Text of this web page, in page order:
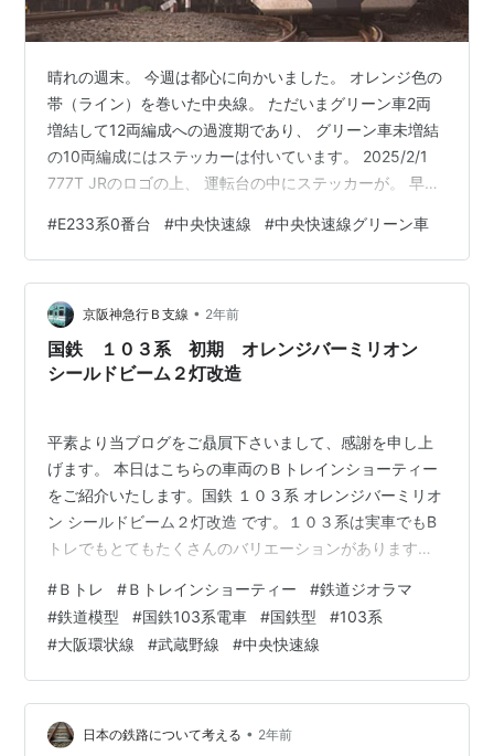
晴れの週末。 今週は都心に向かいました。 オレンジ色の
帯（ライン）を巻いた中央線。 ただいまグリーン車2両
増結して12両編成への過渡期であり、 グリーン車未増結
の10両編成にはステッカーは付いています。 2025/2/1
777T JRのロゴの上、 運転台の中にステッカーが。 早い
られる模様。 2月1日現在、 T10・T14・T18・T30・
T39・T40で確認ができました。 2025/2/1 805H タヌ
キ?が描かれた「Chuo Ome Line」のステッカーを付けた
H48編成。 撮っている時は気が付かなかった。
#E233系0番台 #中央快速線 #中央快速線グリーン車
京阪神急行Ｂ支線 • 2年前
国鉄 １０３系 初期 オレンジバーミリオン
シールドビーム２灯改造
平素より当ブログをご贔屓下さいまして、感謝を申し上
げます。 本日はこちらの車両のＢトレインショーティー
をご紹介いたします。国鉄 １０３系 オレンジバーミリオ
ン シールドビーム２灯改造 です。１０３系は実車でもB
トレでもとてもたくさんのバリエーションがあります。
ますので、ご参照くださいませ。
dododotoh.hatenablog.com 端的にいうと、吊掛駆動の
旧型国電を置き換えるために登場した１０１系がイマイ
チだったので、その改良型、として登場した国鉄型通勤
電車の雄です。大量に生産されたので、デザイン性など
はどこかへ置き去って、のっぺりとし…
#Ｂトレ #Ｂトレインショーティー #鉄道ジオラマ
#鉄道模型 #国鉄103系電車 #国鉄型 #103系
#大阪環状線 #武蔵野線 #中央快速線
日本の鉄路について考える • 2年前